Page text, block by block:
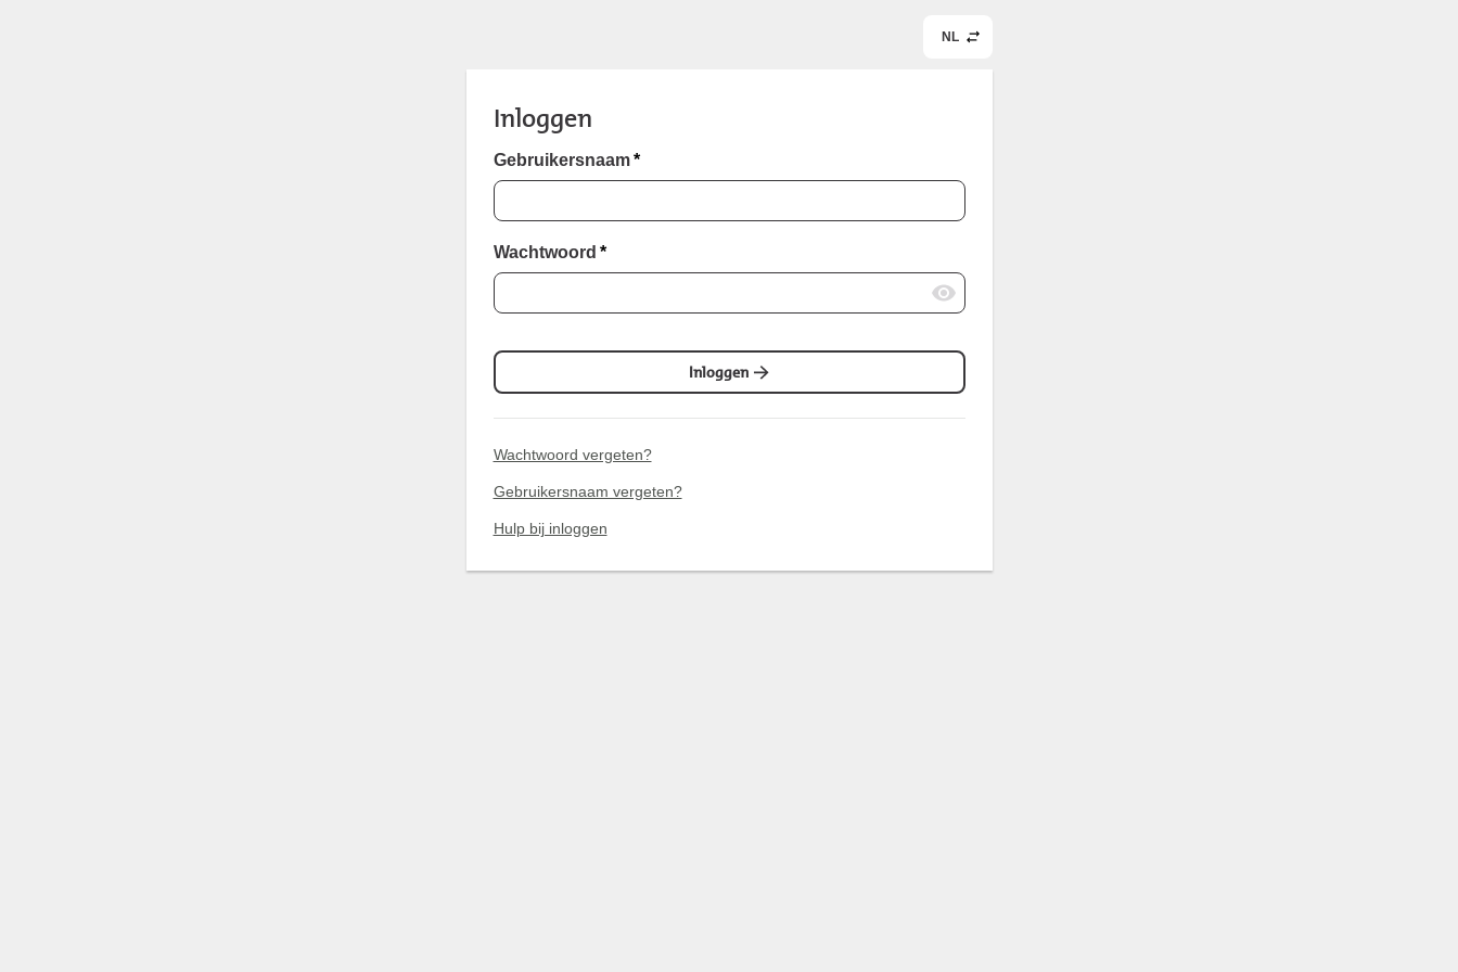
NL
Inloggen
Gebruikersnaam *
Wachtwoord *
Inloggen
Wachtwoord vergeten?
Gebruikersnaam vergeten?
Hulp bij inloggen